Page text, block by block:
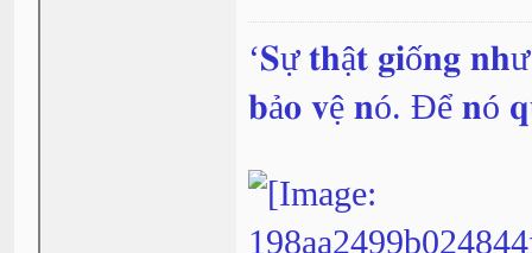
‘𝐒ự 𝐭𝐡ậ𝐭 𝐠𝐢ố𝐧𝐠
𝐛ả𝐨 𝐯ệ 𝐧ó. Để 𝐧ó